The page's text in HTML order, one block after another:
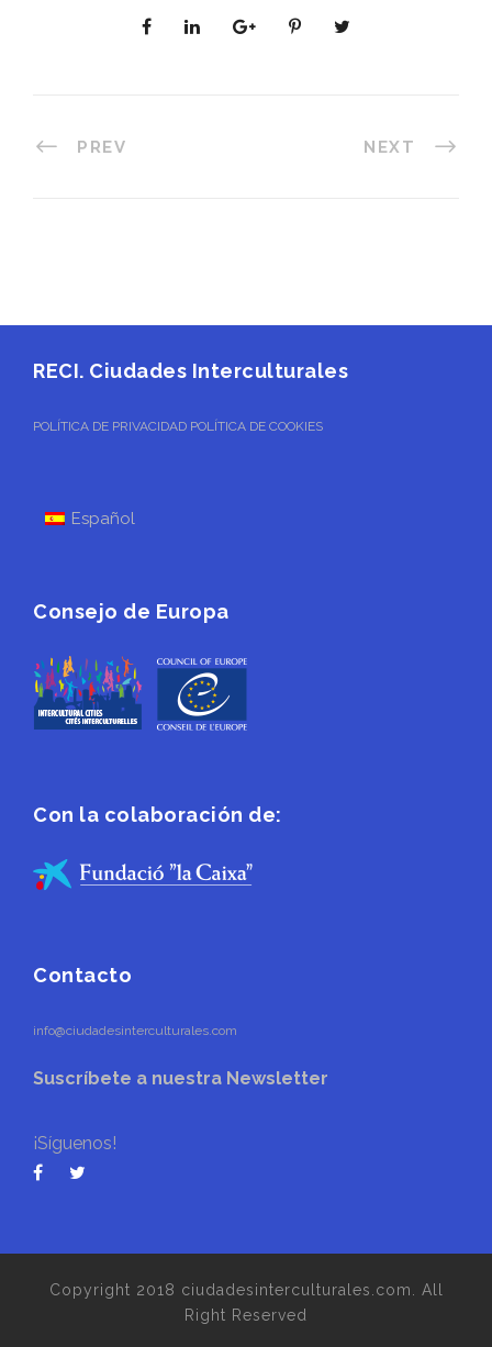
PREV NEXT
RECI. Ciudades Interculturales
POLÍTICA DE PRIVACIDAD POLÍTICA DE COOKIES
Español
Consejo de Europa
Con la colaboración de:
Contacto
info@ciudadesinterculturales.com
Suscríbete a nuestra Newsletter
¡Síguenos!
Copyright 2018 ciudadesinterculturales.com. All
Right Reserved